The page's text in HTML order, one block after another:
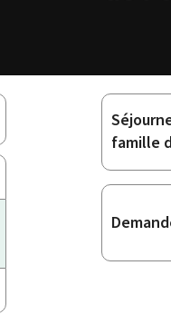
Sous-
famille